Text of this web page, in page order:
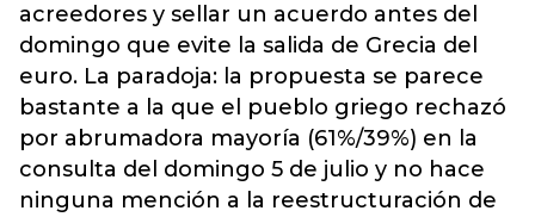
acreedores y sellar un acuerdo antes del
domingo que evite la salida de Grecia del
euro. La paradoja: la propuesta se parece
bastante a la que el pueblo griego rechazó
por abrumadora mayoría (61%/39%) en la
consulta del domingo 5 de julio y no hace
ninguna mención a la reestructuración de